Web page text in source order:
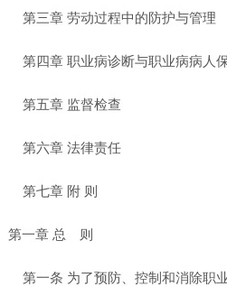
第三章 劳动过程中的防护与管理
第四章 职业病诊断与职业病病人
第五章 监督检查
第六章 法律责任
第七章 附 则
第一章 总 则
第一条 为了预防、控制和消除职